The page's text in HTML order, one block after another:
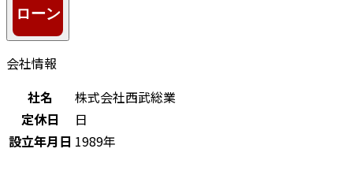
会社情報
社名
株式会社西武総業
定休日
日
設立年月日 1989年